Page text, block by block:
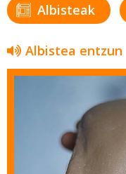
Albisteak
Albistea entzun